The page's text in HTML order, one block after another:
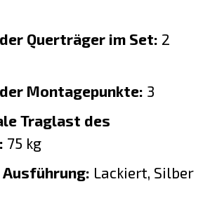
Querträger im Set: 2
Montagepunkte: 3
Traglast des
75 kg
Lackiert, Silber